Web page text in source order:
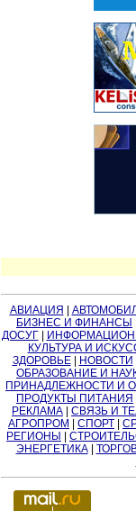
АВИАЦИЯ
БИЗНЕС И ФИНАНСЫ
ДОСУГ|
КУЛЬТУРА И
ЗДОРОВЬЕ| НОВОСТИ
ОБРАЗОВАНИЕ И
ПРИНАДЛЕЖНОСТИ И
ПРОДУКТЫ ПИТАНИЯ
РЕКЛАМА
СВЯЗЬ И
АГРОПРОМ
СПОРТ
РЕГИОНЫ
ЭНЕРГЕТИКА|